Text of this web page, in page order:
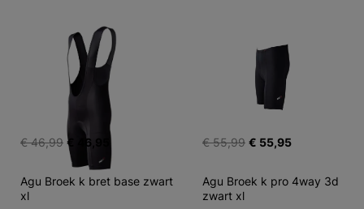
€ 46,99 € 46,95 € 55,99 € 55,95
Agu Broek k bret base zwart
xl
Agu Broek k pro 4way 3d
zwart xl